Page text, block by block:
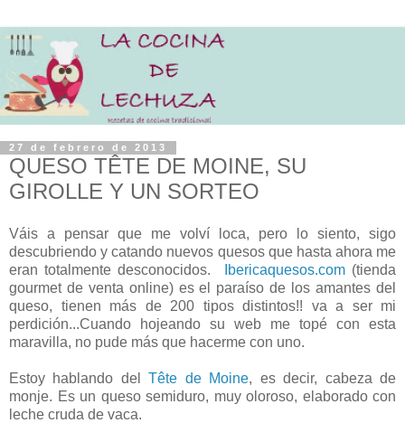
27 de febrero de 2013
QUESO TÊTE DE MOINE, SU
GIROLLE Y UN SORTEO
Váis a pensar que me volví loca, pero lo siento, sigo
descubriendo y catando nuevos quesos que hasta ahora me
eran totalmente desconocidos.
Ibericaquesos.com (tienda
gourmet de venta online) es el paraíso de los amantes del
queso, tienen más de 200 tipos distintos!! va a ser mi
perdición...Cuando hojeando su web me topé con esta
maravilla, no pude más que hacerme con uno.
Estoy hablando delTête de Moine, es decir, cabeza de
monje. Es un queso semiduro, muy oloroso, elaborado con
leche cruda de vaca.